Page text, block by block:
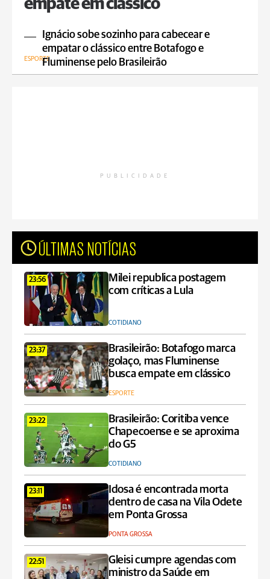
empate em clássico
Ignácio sobe sozinho para cabecear e
empatar o clássico entre Botafogo e
Fluminense pelo Brasileirão
ESPORTE
PUBLICIDADE
ÚLTIMAS NOTÍCIAS
23:56
Milei republica postagem
com críticas a Lula
COTIDIANO
23:37
Brasileirão: Botafogo marca
golaço, mas Fluminense
busca empate em clássico
ESPORTE
23:22
Brasileirão: Coritiba vence
Chapecoense e se aproxima
do G5
COTIDIANO
23:11
Idosa é encontrada morta
dentro de casa na Vila Odete
em Ponta Grossa
PONTA GROSSA
22:51
Gleisi cumpre agendas com
ministro da Saúde em